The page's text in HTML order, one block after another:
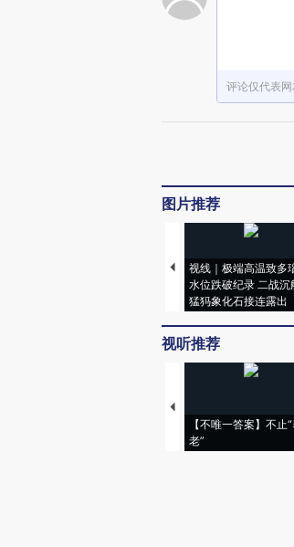
评论仅代表
图片推荐
视线｜极端高温致多
水位跌破纪录 二战沉
猛犸象化石接连露出
视听推荐
【不唯一答案】不止
老”